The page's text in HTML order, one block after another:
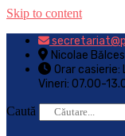
Skip to content
Nicolae
Orar
Vineri: 07.00-
Caută